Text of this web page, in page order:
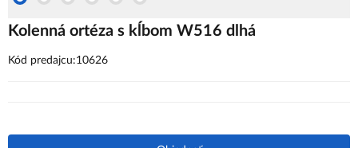
Kolenná ortéza s kĺbom W516 dlhá
Kód predajcu:10626